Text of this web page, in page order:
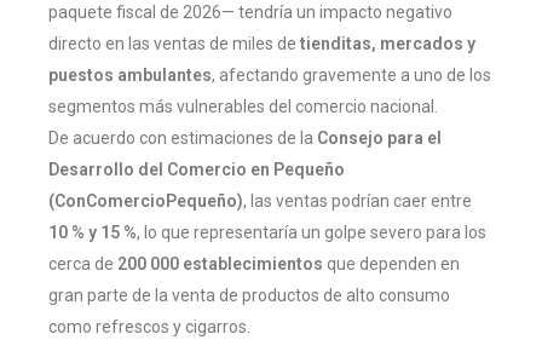
paquete fiscal de 2026— tendría un impacto negativo
directo en las ventas de miles de tienditas, mercados y
puestos ambulantes, afectando gravemente a uno de los
segmentos más vulnerables del comercio nacional.
De acuerdo con estimaciones de la Consejo para el
Desarrollo del Comercio en Pequeño
(ConComercioPequeño), las ventas podrían caer entre
10 % y 15 %, lo que representaría un golpe severo para los
cerca de 200 000 establecimientos que dependen en
gran parte de la venta de productos de alto consumo
como refrescos y cigarros.